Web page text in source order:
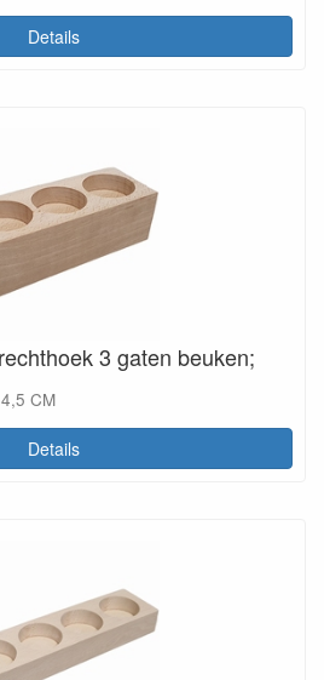
Details
3 gaten beuken;
CM
Details